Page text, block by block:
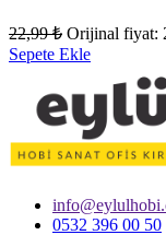
22,99₺ Orijinal fiyat:
Sepete Ekle
0532 396 00 50